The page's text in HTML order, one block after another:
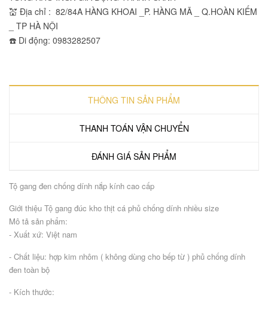
💒 Địa chỉ : 82/84A HÀNG KHOAI _P. HÀNG MÃ _ Q.HOÀN KIẾM
_ TP HÀ NỘI
☎️ Di động: 0983282507
THÔNG TIN SẢN PHẨM
THANH TOÁN VẬN CHUYỂN
ĐÁNH GIÁ SẢN PHẨM
Tộ gang đen chống dính nắp kính cao cấp
Giới thiệu Tộ gang đúc kho thịt cá phủ chống dính nhiều size
Mô tả sản phẩm:
- Xuất xứ: Việt nam
- Chất liệu: hợp kim nhôm ( không dùng cho bếp từ ) phủ chống dính
đen toàn bộ
- Kích thước: